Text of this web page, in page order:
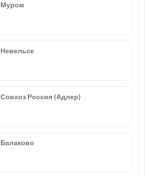
Муром
Невельск
Совхоз Россия (Адлер)
Балаково